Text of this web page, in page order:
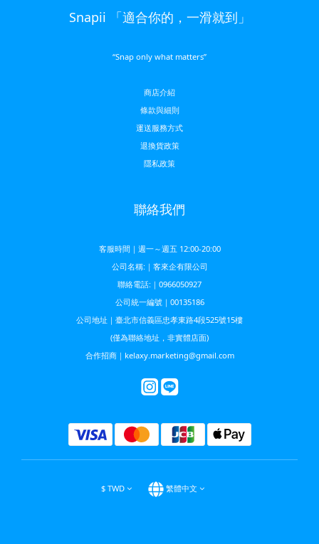
Snapii 「適合你的，一滑就到」
“Snap only what matters”
商店介紹
條款與細則
運送服務方式
退換貨政策
隱私政策
聯絡我們
客服時間｜週一～週五 12:00-20:00
公司名稱:｜客來企有限公司
聯絡電話:｜0966050927
公司統一編號｜00135186
公司地址｜臺北市信義區忠孝東路4段525號15樓
(僅為聯絡地址，非實體店面)
合作招商｜kelaxy.marketing@gmail.com
$ TWD 繁體中文